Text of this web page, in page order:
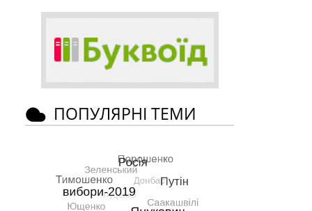
ПОПУЛЯРНІ ТЕМИ